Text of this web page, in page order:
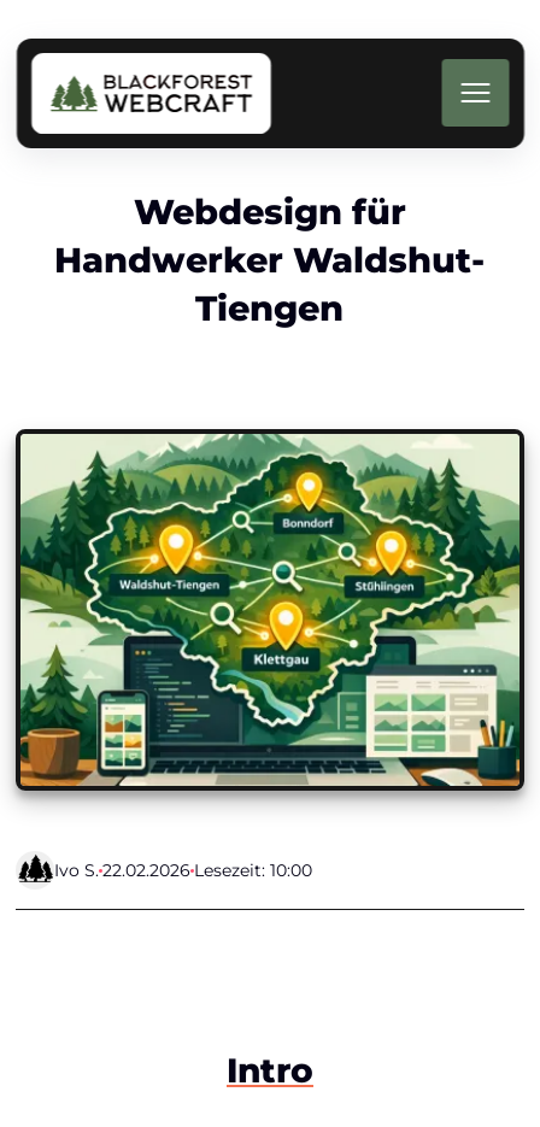
Webdesign für
Handwerker Waldshut-
Tiengen
Ivo S.22.02.2026Lesezeit: 10:00
Intro